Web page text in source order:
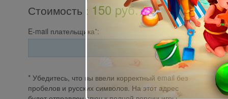
Стоимость : 150 pуб.
E-mail плательщика*:
* Убедитесь, что вы ввели корректный email без
пробелов и русских символов. На этот адрес